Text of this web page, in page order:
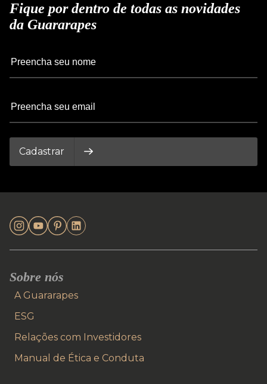
Fique por dentro de todas as novidades
da Guararapes
Cadastrar
Sobre nós
A Guararapes
ESG
Relações com Investidores
Manual de Ética e Conduta